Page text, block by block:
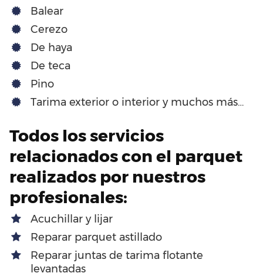
Balear
Cerezo
De haya
De teca
Pino
Tarima exterior o interior y muchos más…
Todos los servicios
relacionados con el parquet
realizados por nuestros
profesionales:
Acuchillar y lijar
Reparar parquet astillado
Reparar juntas de tarima flotante
levantadas